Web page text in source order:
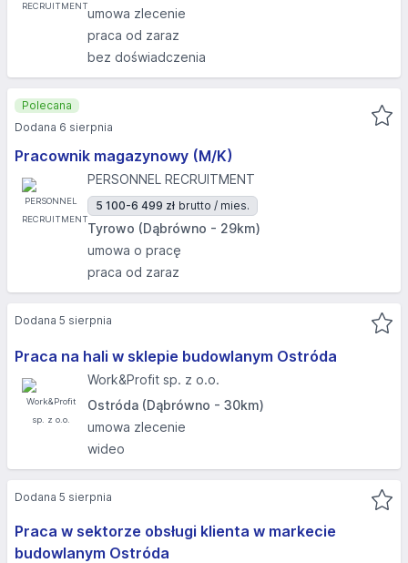
umowa zlecenie
praca od zaraz
bez doświadczenia
Pracownik magazynowy (M/K)
PERSONNEL RECRUITMENT
5 100-6 499 zł brutto / mies.
Tyrowo (Dąbrówno - 29km)
umowa o pracę
praca od zaraz
Polecana
Dodana 6 sierpnia
Praca na hali w sklepie budowlanym Ostróda
Work&Profit sp. z o.o.
Ostróda (Dąbrówno - 30km)
umowa zlecenie
wideo
Dodana 5 sierpnia
Praca w sektorze obsługi klienta w markecie
budowlanym Ostróda
Dodana 5 sierpnia